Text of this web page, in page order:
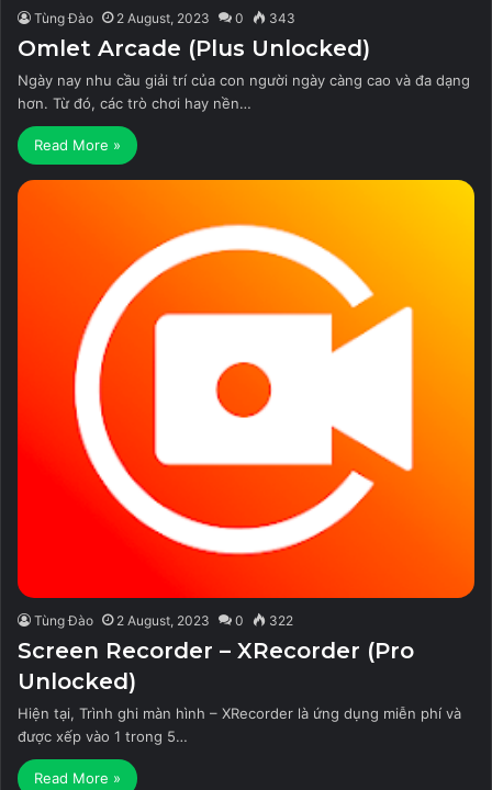
Tùng Đào 2 August, 2023 0 343
Omlet Arcade (Plus Unlocked)
Ngày nay nhu cầu giải trí của con người ngày càng cao và đa dạng
hơn. Từ đó, các trò chơi hay nền…
Read More »
Tùng Đào 2 August, 2023 0 322
Screen Recorder – XRecorder (Pro
Unlocked)
Hiện tại, Trình ghi màn hình – XRecorder là ứng dụng miễn phí và
được xếp vào 1 trong 5…
Read More »